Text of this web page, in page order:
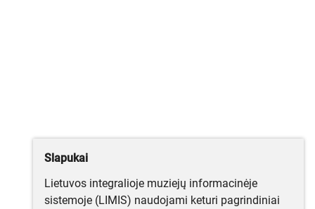
Slapukai
Lietuvos integralioje muziejų informacinėje
sistemoje (LIMIS) naudojami keturi pagrindiniai